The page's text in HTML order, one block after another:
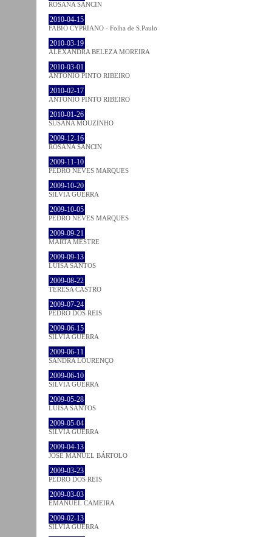
ROSANA SANCIN
2010-04-15
FABIO CYPRIANO - Folha de S.Paulo
2010-03-19
ALEXANDRA BELEZA MOREIRA
2010-03-01
ANTÓNIO PINTO RIBEIRO
2010-02-17
ANTÓNIO PINTO RIBEIRO
2010-01-26
SUSANA MOUZINHO
2009-12-16
ROSANA SANCIN
2009-11-10
PEDRO NEVES MARQUES
2009-10-20
SÍLVIA GUERRA
2009-10-05
PEDRO NEVES MARQUES
2009-09-21
MARTA MESTRE
2009-09-13
LUÍSA SANTOS
2009-08-22
TERESA CASTRO
2009-07-24
PEDRO DOS REIS
2009-06-15
SÍLVIA GUERRA
2009-06-11
SANDRA LOURENÇO
2009-06-10
SÍLVIA GUERRA
2009-05-28
LUÍSA SANTOS
2009-05-04
SÍLVIA GUERRA
2009-04-13
JOSÉ MANUEL BÁRTOLO
2009-03-23
PEDRO DOS REIS
2009-03-03
EMANUEL CAMEIRA
2009-02-13
SÍLVIA GUERRA